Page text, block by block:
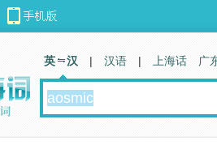
英 汉 | 汉语 | 上海话 广